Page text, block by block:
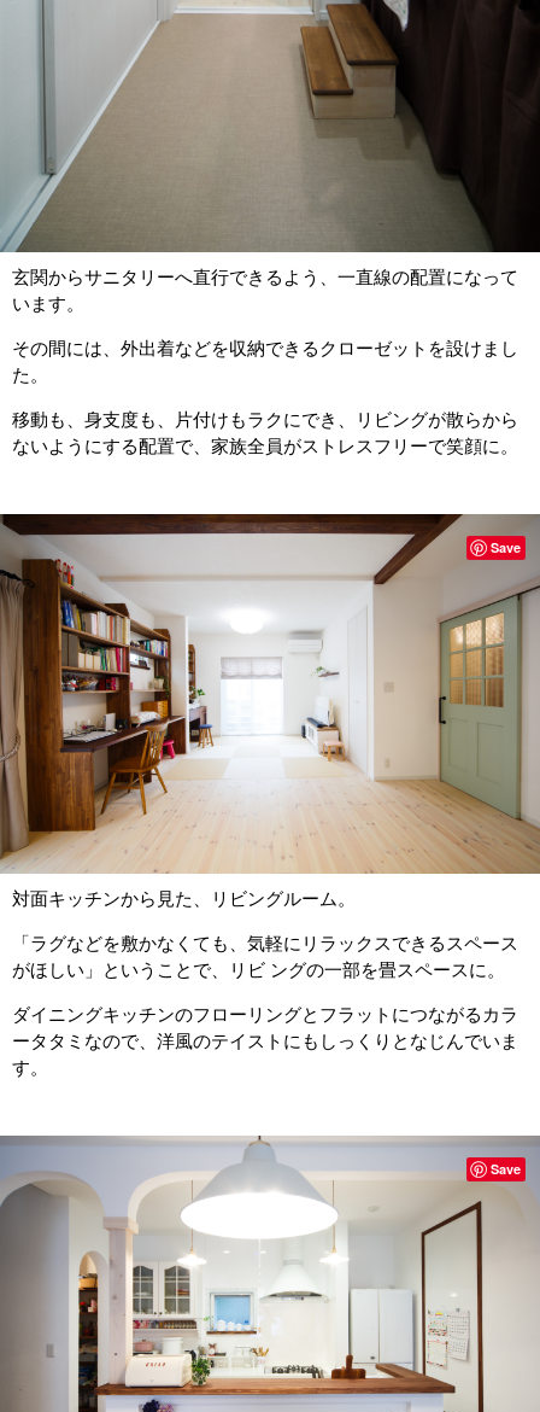
玄関からサニタリーへ直行できるよう、一直線の配置になって
います。
その間には、外出着などを収納できるクローゼットを設けまし
た。
移動も、身支度も、片付けもラクにでき、リビングが散らから
ないようにする配置で、家族全員がストレスフリーで笑顔に。
対面キッチンから見た、リビングルーム。
「ラグなどを敷かなくても、気軽にリラックスできるスペース
がほしい」ということで、リビ ングの一部を畳スペースに。
ダイニングキッチンのフローリングとフラットにつながるカラ
ータタミなので、洋風のテイストにもしっくりとなじんでいま
す。
Save
Save